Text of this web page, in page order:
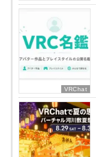
VRChat